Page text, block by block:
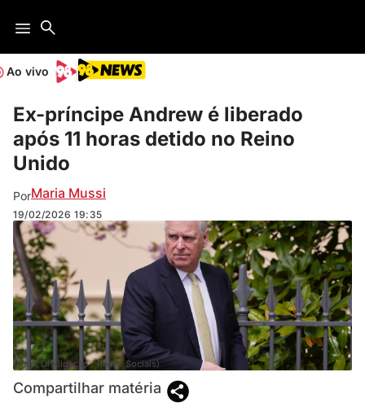
Ao vivo
Ex-príncipe Andrew é liberado
após 11 horas detido no Reino
Unido
PorMaria Mussi
19/02/2026 19:35
(Foto: Divulgação / Redes Sociais)
Compartilhar matéria